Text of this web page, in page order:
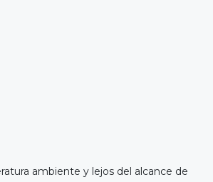
ambiente y lejos del alcance de